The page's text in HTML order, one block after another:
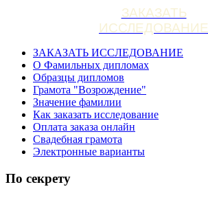
ЗАКАЗАТЬ
ИССЛЕДОВАНИЕ
ЗАКАЗАТЬ ИССЛЕДОВАНИЕ
О Фамильных дипломах
Образцы дипломов
Грамота "Возрождение"
Значение фамилии
Как заказать исследование
Оплата заказа онлайн
Свадебная грамота
Электронные варианты
По секрету